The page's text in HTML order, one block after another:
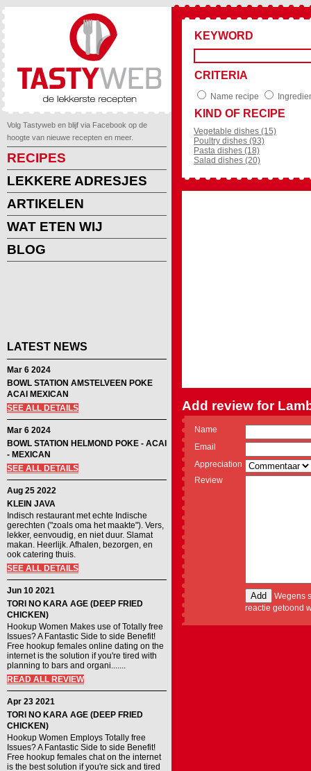
Volg Tastyweb en blijf via Facebook op de
hoogte van nieuwe recepten en meer.
RECIPES
LEKKERE ADRESJES
ARTIKELEN
WAT ETEN WIJ
BLOG
LATEST NEWS
Mar 6 2024
BOWL STATION AMSTELVEEN POKE
ACAI MEXICAN
SEE ALL DETAILS
Mar 6 2024
BOWL STATION HELMOND POKE - ACAI
- MEXICAN
SEE ALL DETAILS
Aug 25 2022
KLEIN JAVA
Indisch restaurant met echte Indische
gerechten ("zoals oma het maakte"). Vers,
lekker, eenvoudig, en niet duur. Slamat
makan. Heerlijk. Afhalen, bezorgen, en
ook catering thuis.
SEE ALL DETAILS
Jun 10 2021
TORI NO KARA AGE (DEEP FRIED
CHICKEN)
Hookup Women Makes use of Totally free
Issues? A Fantastic Side to side Benefit!
Free hookup females online dating on the
internet is the solution if you're tired with
planning to bars and organi.......
READ ALL REVIEW
Apr 23 2021
TORI NO KARA AGE (DEEP FRIED
CHICKEN)
Hookup Women Employs Totally free
Issues? A Fantastic Side to side Benefit!
Free hookup females chat on the internet
is the best solution if you're sick and tired
KEYWORD
CRITERIA
Name recipe
KIND OF RECIPE
Vegetable dishes (15)
Poultry dishes (93)
Pasta dishes (18)
Salad dishes (20)
Add review for
Name
Email
Appreciation
Review
Wegens
reactie getoond